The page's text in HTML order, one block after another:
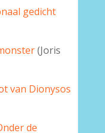
gedicht
(Joris
van Dionysos
de